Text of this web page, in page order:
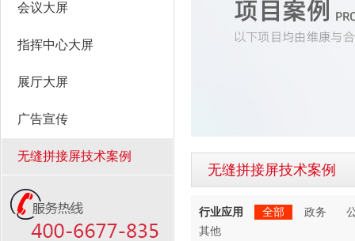
会议大屏
指挥中心大屏
展厅大屏
广告宣传
无缝拼接屏技术案例
无缝拼接屏技术案例
行业应用 全部 政务
其他